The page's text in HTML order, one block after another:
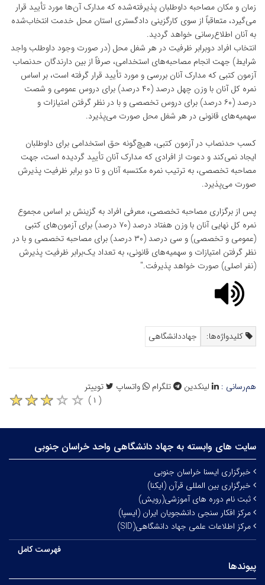
زمان و مکان مصاحبه داوطلبان پذیرفته‌شده که مدارک آن‌ها مورد تأیید قرار
می‌گیرد، متعاقباً از سوی کارگزینی دادگستری استان محل خدمت انتخاب‌شده
به آنان اطلاع‌رسانی خواهد گردید.
انتخاب افراد دوبرابر ظرفیت در هر شغل محل (در صورت وجود داوطلب واجد
شرایط) جهت انجام مصاحبه‌های استخدامی، صرفاً از بین دارندگان حدنصاب
آزمون کتبی که مدارک آنان بررسی و مورد تأیید قرار گرفته است، بر اساس
نمره کل آنان با وزن چهل درصد (۴۰ درصد) برای دروس عمومی و شصت
درصد (۶۰ درصد) برای دروس تخصصی و با در نظر گرفتن امتیازات و
سهمیه‌های قانونی در هر شغل محل صورت می‌پذیرد.
کسب حدنصاب در آزمون کتبی، هیچ‌گونه حق استخدامی برای داوطلبان
ایجاد نمی‌کند و دعوت از افرادی که مدارک آنان تأیید گردیده است، جهت
مصاحبه تخصصی، به ترتیب نمره مکتسبه آنان و تا دو برابر ظرفیت پذیرش
صورت می‌پذیرد.
پس از برگزاری مصاحبه تخصصی، معرفی افراد به گزینش بر اساس مجموع
نمره کل نهایی آنان با وزن هفتاد درصد (۷۰ درصد) برای آزمون‌های کتبی
(عمومی و تخصصی) و سی درصد (۳۰ درصد) برای مصاحبه تخصصی و با در
نظر گرفتن امتیازات و سهمیه‌های قانونی، به تعداد یک‌برابر ظرفیت پذیرش
(نفر اصلی) صورت خواهد پذیرفت."
کلیدواژه‌ها: جهاددانشگاهی
هم‌رسانی : لینکدین تلگرام واتساپ
توییتر
( ۱ )
سایت های وابسته به جهاد دانشگاهی واحد خراسان جنوبی
خبرگزاری ایسنا خراسان جنوبی
خبرگزاری بین المللی قرآن (ایکنا)
ثبت نام دوره های آموزشی(رویش)
مرکز افکار سنجی دانشجویان ایران (ایسپا)
مرکز اطلاعات علمی جهاد دانشگاهی(SID)
فهرست کامل
پیوندها